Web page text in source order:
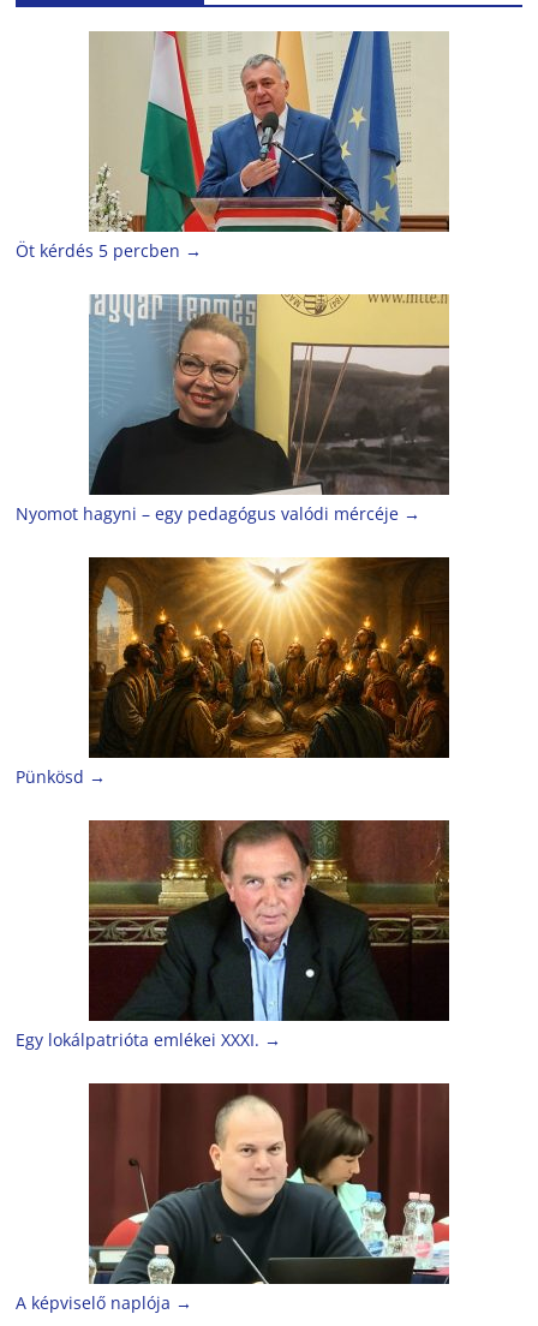
Öt kérdés 5 percben →
Nyomot hagyni – egy pedagógus valódi mércéje →
Pünkösd →
Egy lokálpatrióta emlékei XXXI. →
A képviselő naplója →